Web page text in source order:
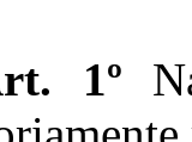
1º